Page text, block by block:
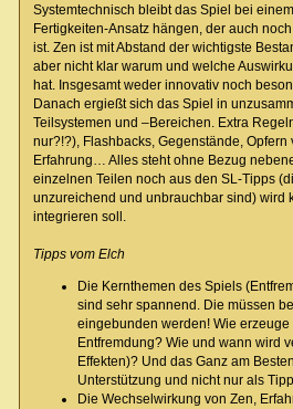
Systemtechnisch bleibt das Spiel bei
Fertigkeiten-Ansatz hängen, der auch
ist. Zen ist mit Abstand der wichtigste
aber nicht klar warum und welche
hat. Insgesamt weder innovativ noch
Danach ergießt sich das Spiel in
Teilsystemen und –Bereichen. Extra
nur?!?), Flashbacks, Gegenstände, Opfern
Erfahrung… Alles steht ohne Bezug
einzelnen Teilen noch aus den SL-Tipps
unzureichend und unbrauchbar sind) wird
integrieren soll.
Tipps vom Elch
Die Kernthemen des Spiels
sind sehr spannend. Die müssen
eingebunden werden! Wie erzeuge
Entfremdung? Wie und wann wird
Effekten)? Und das Ganz am
Unterstützung und nicht nur als
Die Wechselwirkung von Zen,